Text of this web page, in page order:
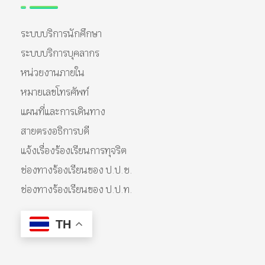
ระบบบริการนักศึกษา
ระบบบริการบุคลากร
หน่วยงานภายใน
หมายเลขโทรศัพท์
แผนที่และการเดินทาง
สายตรงอธิการบดี
แจ้งเรื่องร้องเรียนการทุจริต
ช่องทางร้องเรียนของ ป.ป.ช.
ช่องทางร้องเรียนของ ป.ป.ท.
TH